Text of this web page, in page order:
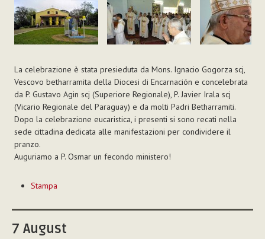
La celebrazione è stata presieduta da Mons. Ignacio Gogorza scj,
Vescovo betharramita della Diocesi di Encarnación e concelebrata
da P. Gustavo Agin scj (Superiore Regionale), P. Javier Irala scj
(Vicario Regionale del Paraguay) e da molti Padri Betharramiti.
Dopo la celebrazione eucaristica, i presenti si sono recati nella
sede cittadina dedicata alle manifestazioni per condividere il
pranzo.
Auguriamo a P. Osmar un fecondo ministero!
sul
Stampa
7 August